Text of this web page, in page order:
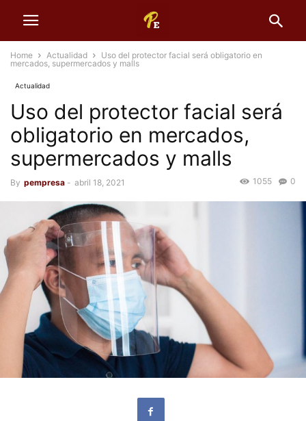
Home Actualidad
Uso del protector facial será obligatorio en
mercados, supermercados y malls
Actualidad
Uso del protector facial será
obligatorio en mercados,
supermercados y malls
By pempresa - abril 18, 2021 0
1055